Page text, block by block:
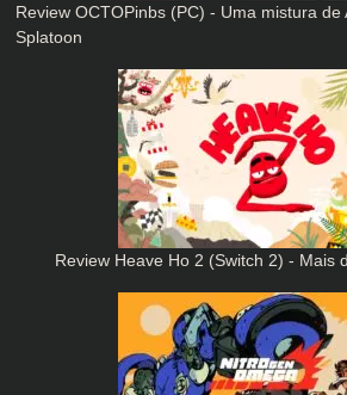
Review OCTOPinbs (PC) - Uma mistura de
Splatoon
Review Heave Ho 2 (Switch 2) - Mais